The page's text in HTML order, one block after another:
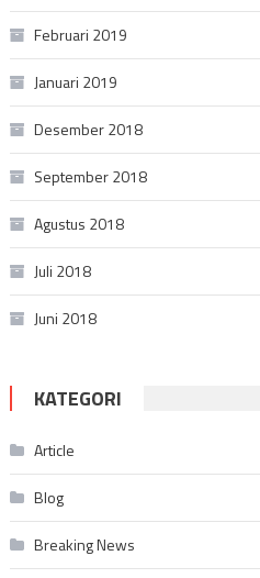
Februari 2019
Januari 2019
Desember 2018
September 2018
Agustus 2018
Juli 2018
Juni 2018
KATEGORI
Article
Blog
Breaking News